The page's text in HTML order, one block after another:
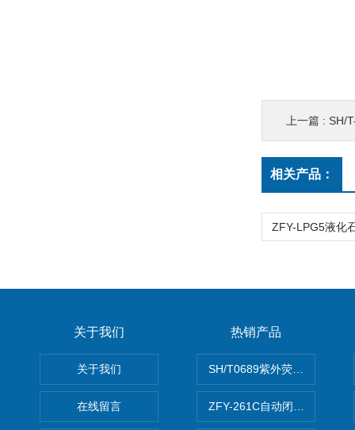
上一篇 : SH/
相关产品：
关于我们
关于我们
在线留言
热销产品
SH/T0689紫外荧光测硫仪
ZFY-261C自动闭口闪点测定